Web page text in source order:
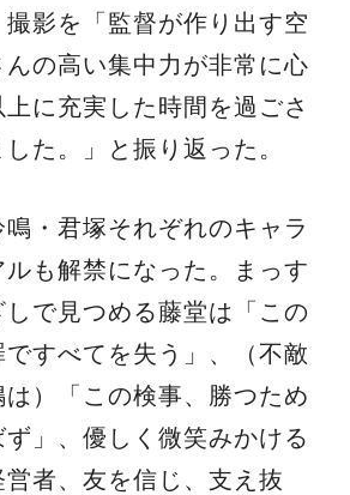
影を「監督が作り出す空
の高い集中力が非常に心
に充実した時間を過ごさ
た。」と振り返った。
・君塚それぞれのキャラ
も解禁になった。まっす
しで見つめる藤堂は「この
すべてを失う」、（不敵
）「この検事、勝つため
」、優しく微笑みかける
者、友を信じ、支え抜